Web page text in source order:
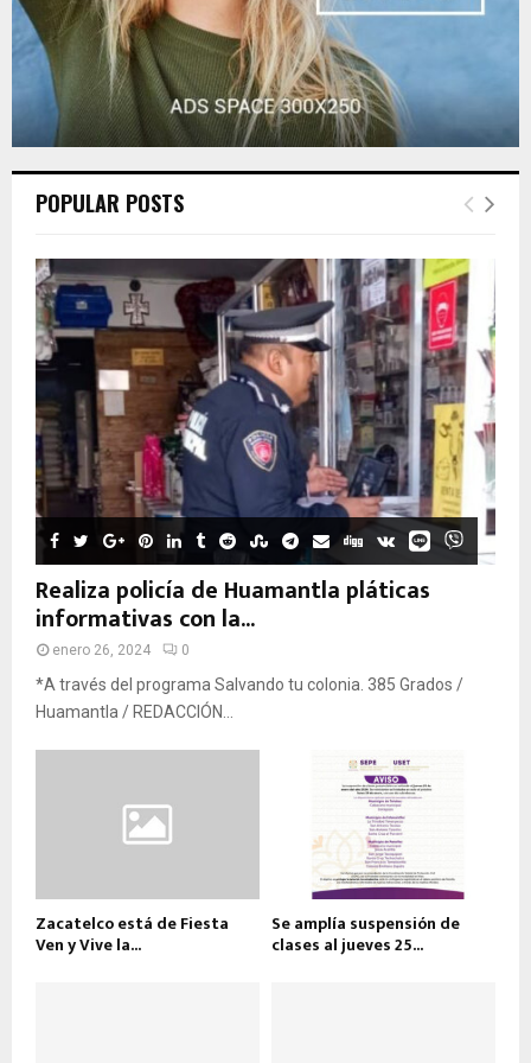
POPULAR POSTS
Realiza policía de Huamantla pláticas
informativas con la...
enero 26, 2024 0
*A través del programa Salvando tu colonia. 385 Grados /
Huamantla / REDACCIÓN...
Zacatelco está de Fiesta
Ven y Vive la...
Se amplía suspensión de
clases al jueves 25...